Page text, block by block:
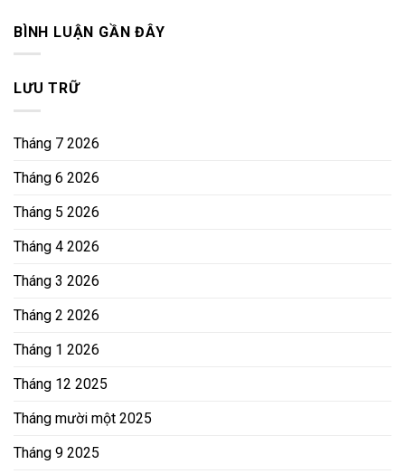
BÌNH LUẬN GẦN ĐÂY
LƯU TRỮ
Tháng 7 2026
Tháng 6 2026
Tháng 5 2026
Tháng 4 2026
Tháng 3 2026
Tháng 2 2026
Tháng 1 2026
Tháng 12 2025
Tháng mười một 2025
Tháng 9 2025